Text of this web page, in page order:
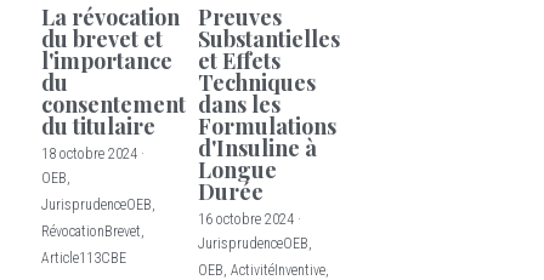
La révocation
du brevet et
l'importance
du
consentement
du titulaire
18 octobre 2024 ·
OEB,
JurisprudenceOEB,
RévocationBrevet,
Article113CBE
Preuves
Substantielles
et Effets
Techniques
dans les
Formulations
d'Insuline à
Longue
Durée
16 octobre 2024 ·
JurisprudenceOEB,
OEB, ActivitéInventive,